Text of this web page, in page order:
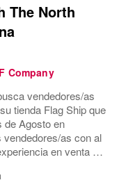
The North
Company
vendedores/as
tienda Flag Ship que
de Agosto en
as con al
en venta de
de mercancía,